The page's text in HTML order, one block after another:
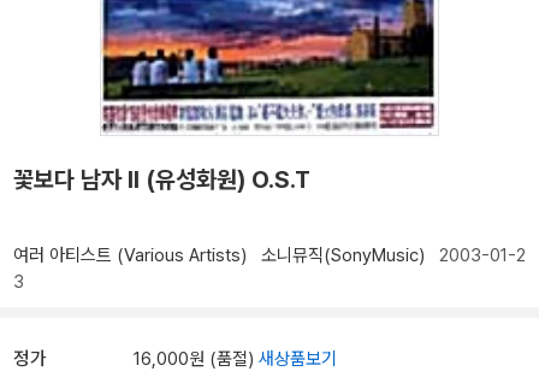
꽃보다 남자 II (유성화원) O.S.T
여러 아티스트 (Various Artists) 소니뮤직(SonyMusic) 2003-01-2
3
정가 16,000원 (품절) 새상품보기